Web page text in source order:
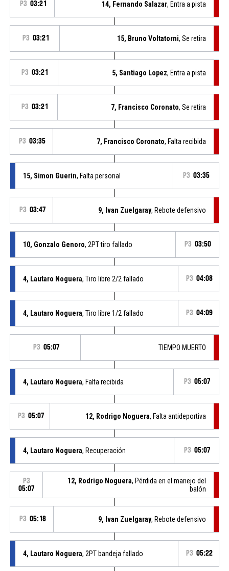
P3 03:21 14, Fernando Salazar, Entra a pista
P3 03:21 15, Bruno Voltatorni, Se retira
P3 03:21 5, Santiago Lopez, Entra a pista
P3 03:21 7, Francisco Coronato, Se retira
P3 03:35 7, Francisco Coronato, Falta recibida
15, Simon Guerin, Falta personal P3 03:35
P3 03:47 9, Ivan Zuelgaray, Rebote defensivo
10, Gonzalo Genoro, 2PT tiro fallado P3 03:50
4, Lautaro Noguera, Tiro libre 2/2 fallado P3 04:08
4, Lautaro Noguera, Tiro libre 1/2 fallado P3 04:09
P3 05:07 TIEMPO MUERTO
4, Lautaro Noguera, Falta recibida P3 05:07
P3 05:07 12, Rodrigo Noguera, Falta antideportiva
4, Lautaro Noguera, Recuperación P3 05:07
P3
05:07
12, Rodrigo Noguera, Pérdida en el manejo del
balón
P3 05:18 9, Ivan Zuelgaray, Rebote defensivo
4, Lautaro Noguera, 2PT bandeja fallado P3 05:22